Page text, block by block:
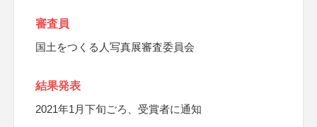
審査員
国土をつくる人写真展審査委員会
結果発表
2021年1月下旬ごろ、受賞者に通知